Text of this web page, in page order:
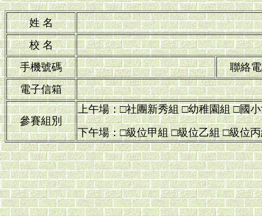
姓 名
校 名
手機號碼
聯絡
電子信箱
參賽組別
上午場：□社團新秀組 □幼稚園組 □國
下午場：□級位甲組 □級位乙組 □級位